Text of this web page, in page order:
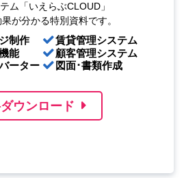
ム「いえらぶCLOUD」
が分かる特別資料です。
制作
能
ーター
賃貸管理システム
顧客管理システム
図面･書類作成
ウンロード